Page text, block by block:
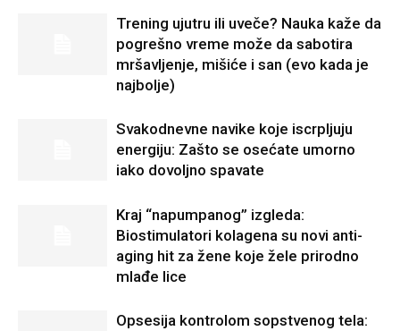
Trening ujutru ili uveče? Nauka kaže da
pogrešno vreme može da sabotira
mršavljenje, mišiće i san (evo kada je
najbolje)
Svakodnevne navike koje iscrpljuju
energiju: Zašto se osećate umorno
iako dovoljno spavate
Kraj “napumpanog” izgleda:
Biostimulatori kolagena su novi anti-
aging hit za žene koje žele prirodno
mlađe lice
Opsesija kontrolom sopstvenog tela: